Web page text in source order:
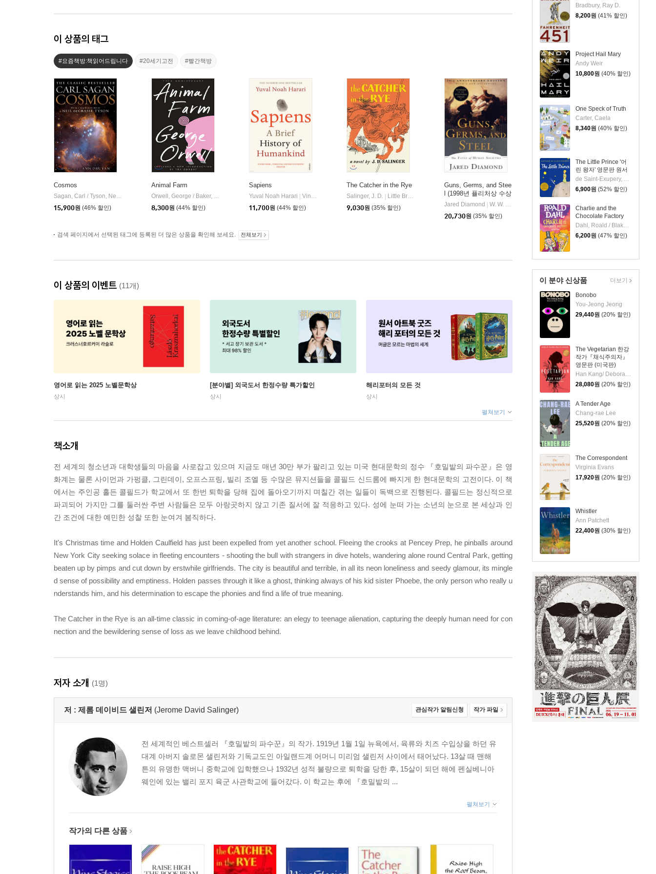
Bradbury, Ray D.
8,200원 (41% 할인)
Project Hail Mary
Andy Weir
10,800원 (40% 할인)
One Speck of Truth
Carter, Caela
8,340원 (40% 할인)
The Little Prince '어
린 왕자' 영문판 원서
de Saint-Exupery, Antoine / de Saint-Exupery, Antoine
6,900원 (52% 할인)
Charlie and the
Chocolate Factory
Dahl, Roald / Blake, Quentin
6,200원 (47% 할인)
이 분야 신상품
Bonobo
You-Jeong Jeong
29,440원 (20% 할인)
The Vegetarian 한강
작가『채식주의자』
영문판 (미국판)
Han Kang/ Deborah Smith (TRN)
28,080원 (20% 할인)
A Tender Age
Chang-rae Lee
25,520원 (20% 할인)
The Correspondent
Virginia Evans
17,920원 (20% 할인)
Whistler
Ann Patchett
22,400원 (30% 할인)
더보기
이 상품의 태그
#요즘책방:책읽어드립니다 #20세기고전 #빨간책방
Cosmos
Sagan, Carl / Tyson, Neil Degrasse / Druyan, Ann | Ballantine Books
15,900원 (46% 할인)
Animal Farm
Orwell, George / Baker, Russell / Obreht, Tea | Signet Book
8,300원 (44% 할인)
Sapiens
Yuval Noah Harari
Vintage Books
11,700원 (44% 할인)
The Catcher in the Rye
Salinger, J. D.
Little Brown and Company
9,030원 (35% 할인)
Guns, Germs, and Stee
l (1998년 퓰리처상 수상
작 / 20주년 기념판)
Jared Diamond
W. W. Norton & Company
20,730원 (35% 할인)
검색 페이지에서 선택된 태그에 등록된 더 많은 상품을 확인해 보세요. 전체보기
이 상품의 이벤트 (11개)
영어로 읽는 2025 노벨문학상
상시
[분야별] 외국도서 한정수량 특가할인
상시
해리포터의 모든 것
상시
펼쳐보기
책소개
전 세계의 청소년과 대학생들의 마음을 사로잡고 있으며 지금도 매년 30만 부가 팔리고 있는 미국 현대문학의 정수 『호밀밭의 파수꾼』은 영
화계는 물론 사이먼과 가펑클, 그린데이, 오프스프링, 빌리 조엘 등 수많은 뮤지션들을 콜필드 신드롬에 빠지게 한 현대문학의 고전이다. 이 책
에서는 주인공 홀든 콜필드가 학교에서 또 한번 퇴학을 당해 집에 돌아오기까지 며칠간 겪는 일들이 독백으로 진행된다. 콜필드는 정신적으로
파괴되어 가지만 그를 둘러싼 주변 사람들은 모두 아랑곳하지 않고 기존 질서에 잘 적응하고 있다. 성에 눈떠 가는 소년의 눈으로 본 세상과 인
간 조건에 대한 예민한 성찰 또한 눈여겨 봄직하다.
It's Christmas time and Holden Caulfield has just been expelled from yet another school. Fleeing the crooks at Pencey Prep, he pinballs around
New York City seeking solace in fleeting encounters - shooting the bull with strangers in dive hotels, wandering alone round Central Park, getting
beaten up by pimps and cut down by erstwhile girlfriends. The city is beautiful and terrible, in all its neon loneliness and seedy glamour, its mingle
d sense of possibility and emptiness. Holden passes through it like a ghost, thinking always of his kid sister Phoebe, the only person who really u
nderstands him, and his determination to escape the phonies and find a life of true meaning.
The Catcher in the Rye is an all-time classic in coming-of-age literature: an elegy to teenage alienation, capturing the deeply human need for con
nection and the bewildering sense of loss as we leave childhood behind.
저자 소개 (1명)
저 : 제롬 데이비드 샐린저 (Jerome David Salinger) 관심작가 알림신청 작가 파일
전 세계적인 베스트셀러 『호밀밭의 파수꾼』의 작가. 1919년 1월 1일 뉴욕에서, 육류와 치즈 수입상을 하던 유
대계 아버지 솔로몬 샐린저와 기독교도인 아일랜드계 어머니 미리엄 샐린저 사이에서 태어났다. 13살 때 맨해
튼의 유명한 맥버니 중학교에 입학했으나 1932년 성적 불량으로 퇴학을 당한 후, 15살이 되던 해에 펜실베니아
웨인에 있는 밸리 포지 육군 사관학교에 들어갔다. 이 학교는 후에 『호밀밭의 ...
펼쳐보기
작가의 다른 상품